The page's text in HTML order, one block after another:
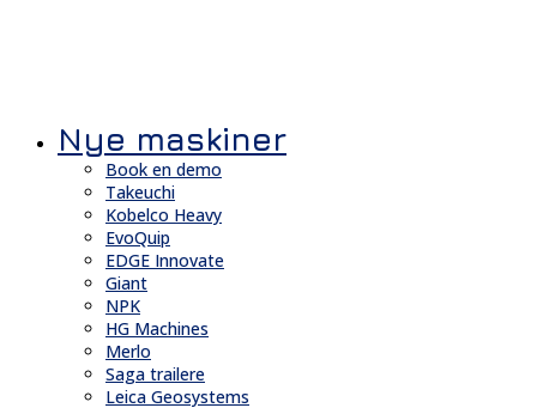
Nye maskiner
Book en demo
Takeuchi
Kobelco Heavy
EvoQuip
EDGE Innovate
Giant
NPK
HG Machines
Merlo
Saga trailere
Leica Geosystems